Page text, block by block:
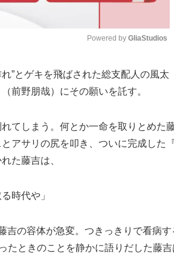
M
u
e
Powered by GliaStudios
”とゲキを飛ばされた総支配人の風太
前野朋哉）にその願いを託す。
てしまう。何とか一命を取りとめた
アサリの尻を叩き、ついに完成した
た藤吉は、
時代や」
の容体が急変。つきっきりで看病す
たときのことを静かに語りだした藤吉